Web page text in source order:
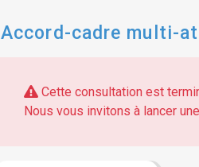
Accord-cadre multi-
Cette consultation est
Nous vous invitons à lancer